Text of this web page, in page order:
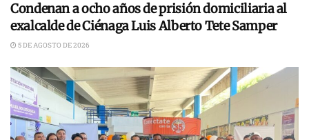
Condenan a ocho años de prisión domiciliaria al
exalcalde de Ciénaga Luis Alberto Tete Samper
5 DE AGOSTO DE 2026